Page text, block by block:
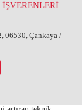
06530, Çankaya /